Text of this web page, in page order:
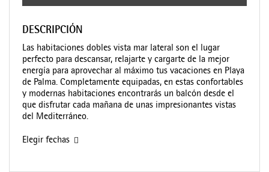
DESCRIPCIÓN
Las habitaciones dobles vista mar lateral son el lugar
perfecto para descansar, relajarte y cargarte de la mejor
energía para aprovechar al máximo tus vacaciones en Playa
de Palma. Completamente equipadas, en estas confortables
y modernas habitaciones encontrarás un balcón desde el
que disfrutar cada mañana de unas impresionantes vistas
del Mediterráneo.
Elegir fechas